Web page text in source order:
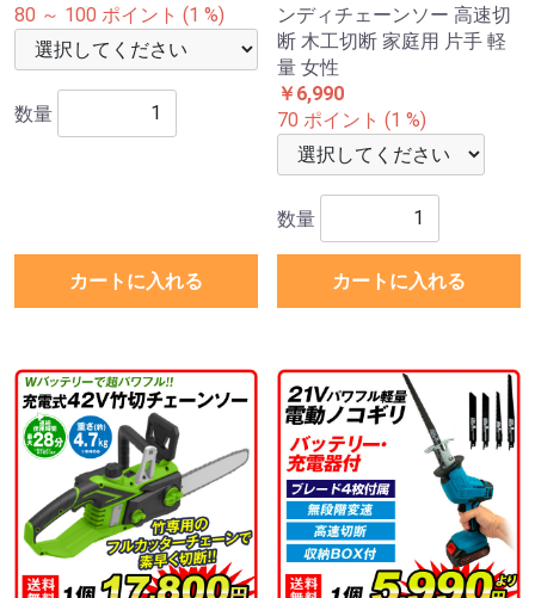
80 ～ 100 ポイント (1 %)
数量
カートに入れる
ンディチェーンソー 高速切
断 木工切断 家庭用 片手 軽
量 女性
￥6,990
70 ポイント (1 %)
数量
カートに入れる